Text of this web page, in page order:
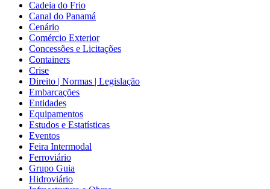
Cadeia do Frio
Canal do Panamá
Cenário
Comércio Exterior
Concessões e Licitações
Containers
Crise
Direito | Normas | Legislação
Embarcações
Entidades
Equipamentos
Estudos e Estatísticas
Eventos
Feira Intermodal
Ferroviário
Grupo Guia
Hidroviário